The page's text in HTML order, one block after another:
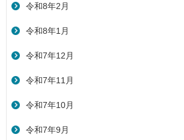
令和8年2月
令和8年1月
令和7年12月
令和7年11月
令和7年10月
令和7年9月